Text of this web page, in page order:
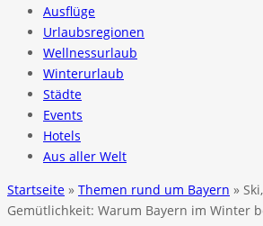
Ausflüge
Urlaubsregionen
Wellnessurlaub
Winterurlaub
Städte
Events
Hotels
Aus aller Welt
Startseite » Themen rund um Bayern »
Gemütlichkeit: Warum Bayern im Winter